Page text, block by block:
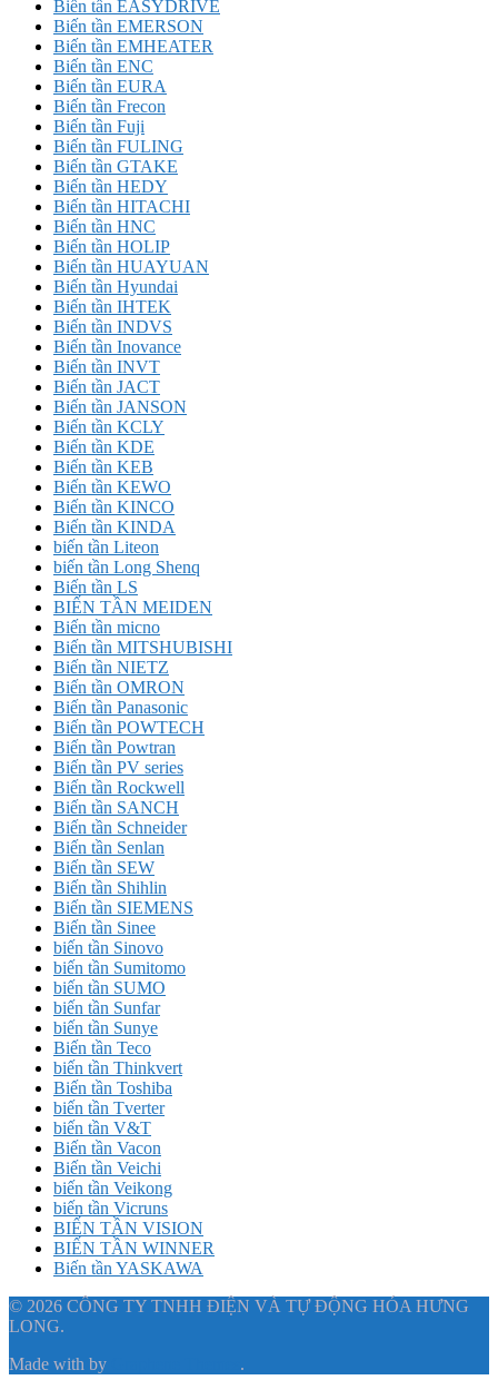
Biến tần EASYDRIVE
Biến tần EMERSON
Biến tần EMHEATER
Biến tần ENC
Biến tần EURA
Biến tần Frecon
Biến tần Fuji
Biến tần FULING
Biến tần GTAKE
Biến tần HEDY
Biến tần HITACHI
Biến tần HNC
Biến tần HOLIP
Biến tần HUAYUAN
Biến tần Hyundai
Biến tần IHTEK
Biến tần INDVS
Biến tần Inovance
Biến tần INVT
Biến tần JACT
Biến tần JANSON
Biến tần KCLY
Biến tần KDE
Biến tần KEB
Biến tần KEWO
Biến tần KINCO
Biến tần KINDA
biến tần Liteon
biến tần Long Shenq
Biến tần LS
BIẾN TẦN MEIDEN
Biến tần micno
Biến tần MITSHUBISHI
Biến tần NIETZ
Biến tần OMRON
Biến tần Panasonic
Biến tần POWTECH
Biến tần Powtran
Biến tần PV series
Biến tần Rockwell
Biến tần SANCH
Biến tần Schneider
Biến tần Senlan
Biến tần SEW
Biến tần Shihlin
Biến tần SIEMENS
Biến tần Sinee
biến tần Sinovo
biến tần Sumitomo
biến tần SUMO
biến tần Sunfar
biến tần Sunye
Biến tần Teco
biến tần Thinkvert
Biến tần Toshiba
biến tần Tverter
biến tần V&T
Biến tần Vacon
Biến tần Veichi
biến tần Veikong
biến tần Vicruns
BIẾN TẦN VISION
BIẾN TẦN WINNER
Biến tần YASKAWA
© 2026 CÔNG TY TNHH ĐIỆN VÀ TỰ ĐỘNG HÓA HƯNG
LONG.
Made with by .